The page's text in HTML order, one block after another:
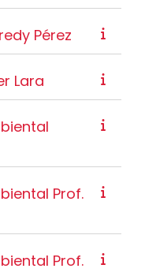
Pérez
Lara
Prof.
Prof.